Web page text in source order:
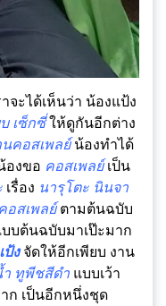
าจะได้เห็นว่า น้องแป้ง
เซ็กซี่ให้ดูกันอีกต่าง
นคอสเพลย์น้องทำได้
งขอ คอสเพลย์เป็น
เรื่อง นารุโตะ นินจา
คอสเพลย์ตามต้นฉบับ
บบต้นฉบับมาเป๊ะมาก
ป้งจัดให้อีกเพียบ งาน
ทูพีชสีดำ แบบเว้า
ก เป็นอีกหนึ่งชุด